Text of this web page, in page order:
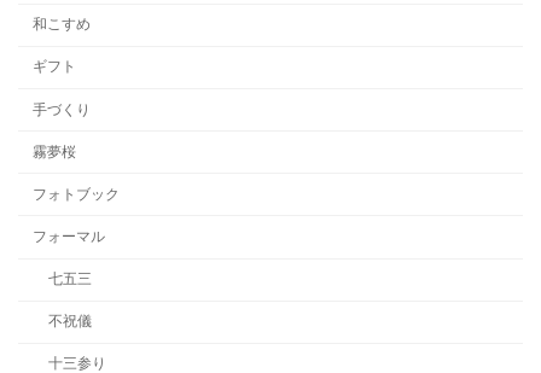
和こすめ
ギフト
手づくり
霧夢桜
フォトブック
フォーマル
七五三
不祝儀
十三参り